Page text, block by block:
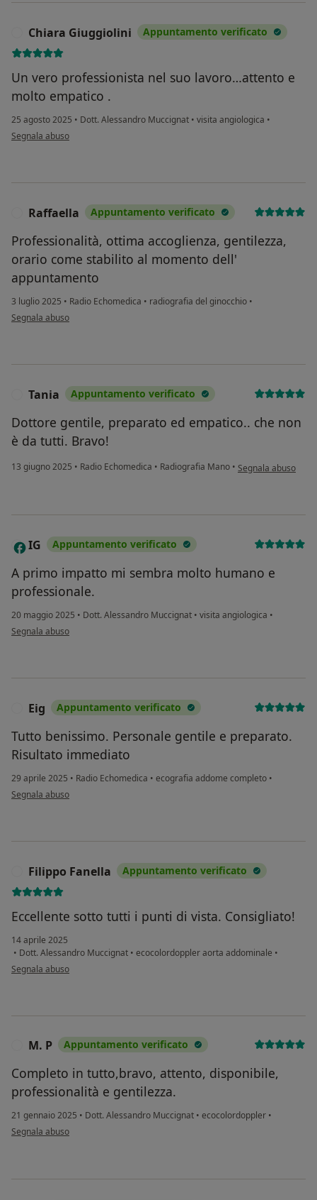
Chiara Giuggiolini Appuntamento verificato
Un vero professionista nel suo lavoro…attento e
molto empatico .
25 agosto 2025 • Dott. Alessandro Muccignat • visita angiologica •
secondo l'opinione dell'utente Chiara Giuggiolini
Segnala abuso
Raffaella Appuntamento verificato
Professionalità, ottima accoglienza, gentilezza,
orario come stabilito al momento dell'
appuntamento
3 luglio 2025 • Radio Echomedica • radiografia del ginocchio •
secondo l'opinione dell'utente Raffaella
Segnala abuso
Tania Appuntamento verificato
Dottore gentile, preparato ed empatico.. che non
è da tutti. Bravo!
13 giugno 2025 • Radio Echomedica • Radiografia Mano • secondo l'opinione
Segnala abuso
I IG Appuntamento verificato
A primo impatto mi sembra molto humano e
professionale.
20 maggio 2025 • Dott. Alessandro Muccignat • visita angiologica •
secondo l'opinione dell'utente IG
Segnala abuso
Eig Appuntamento verificato
Tutto benissimo. Personale gentile e preparato.
Risultato immediato
29 aprile 2025 • Radio Echomedica • ecografia addome completo •
secondo l'opinione dell'utente Eig
Segnala abuso
Filippo Fanella Appuntamento verificato
Eccellente sotto tutti i punti di vista. Consigliato!
14 aprile 2025
• Dott. Alessandro Muccignat • ecocolordoppler aorta addominale •
secondo l'opinione dell'utente Filippo Fanella
Segnala abuso
M. P Appuntamento verificato
Completo in tutto,bravo, attento, disponibile,
professionalità e gentilezza.
21 gennaio 2025 • Dott. Alessandro Muccignat • ecocolordoppler •
secondo l'opinione dell'utente M. P
Segnala abuso